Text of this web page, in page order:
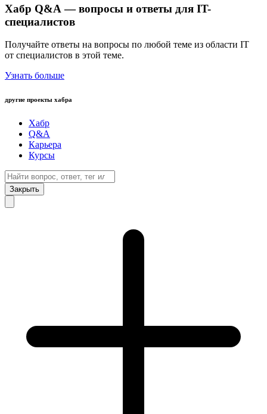
Хабр Q&A — вопросы и ответы для IT-
специалистов
Получайте ответы на вопросы по любой теме из области IT
от специалистов в этой теме.
Узнать больше
другие проекты хабра
Хабр
Q&A
Карьера
Курсы
Закрыть